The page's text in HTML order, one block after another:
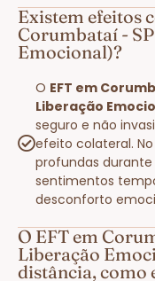
Existem efeitos
Corumbataí -
Emocional)?
O EFT em
Liberação
seguro e não
efeito colateral.
profundas durante
sentimentos
desconforto
O EFT em
Liberação
distância, como